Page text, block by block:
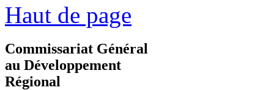
Haut de page
Commissariat Général
au Développement
Régional